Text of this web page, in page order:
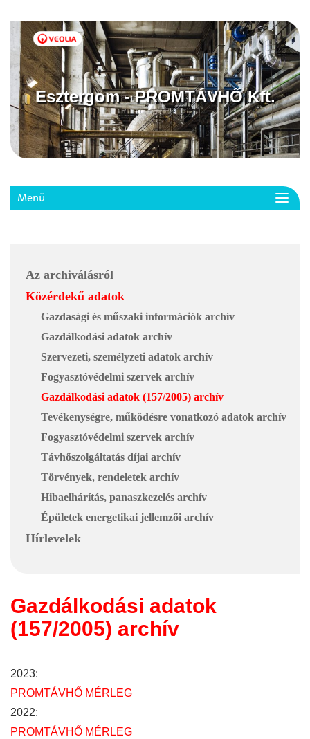
Esztergom - PROMTÁVHŐ Kft.
Menü
Az archiválásról
Közérdekű adatok
Gazdasági és műszaki információk archív
Gazdálkodási adatok archív
Szervezeti, személyzeti adatok archív
Fogyasztóvédelmi szervek archív
Gazdálkodási adatok (157/2005) archív
Tevékenységre, működésre vonatkozó adatok archív
Fogyasztóvédelmi szervek archív
Távhőszolgáltatás díjai archív
Törvények, rendeletek archív
Hibaelhárítás, panaszkezelés archív
Épületek energetikai jellemzői archív
Hírlevelek
Gazdálkodási adatok
(157/2005) archív
2023:
PROMTÁVHŐ MÉRLEG
2022:
PROMTÁVHŐ MÉRLEG